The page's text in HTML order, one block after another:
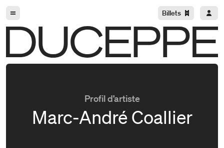
Billets
Profil d’artiste
Marc-André Coallier